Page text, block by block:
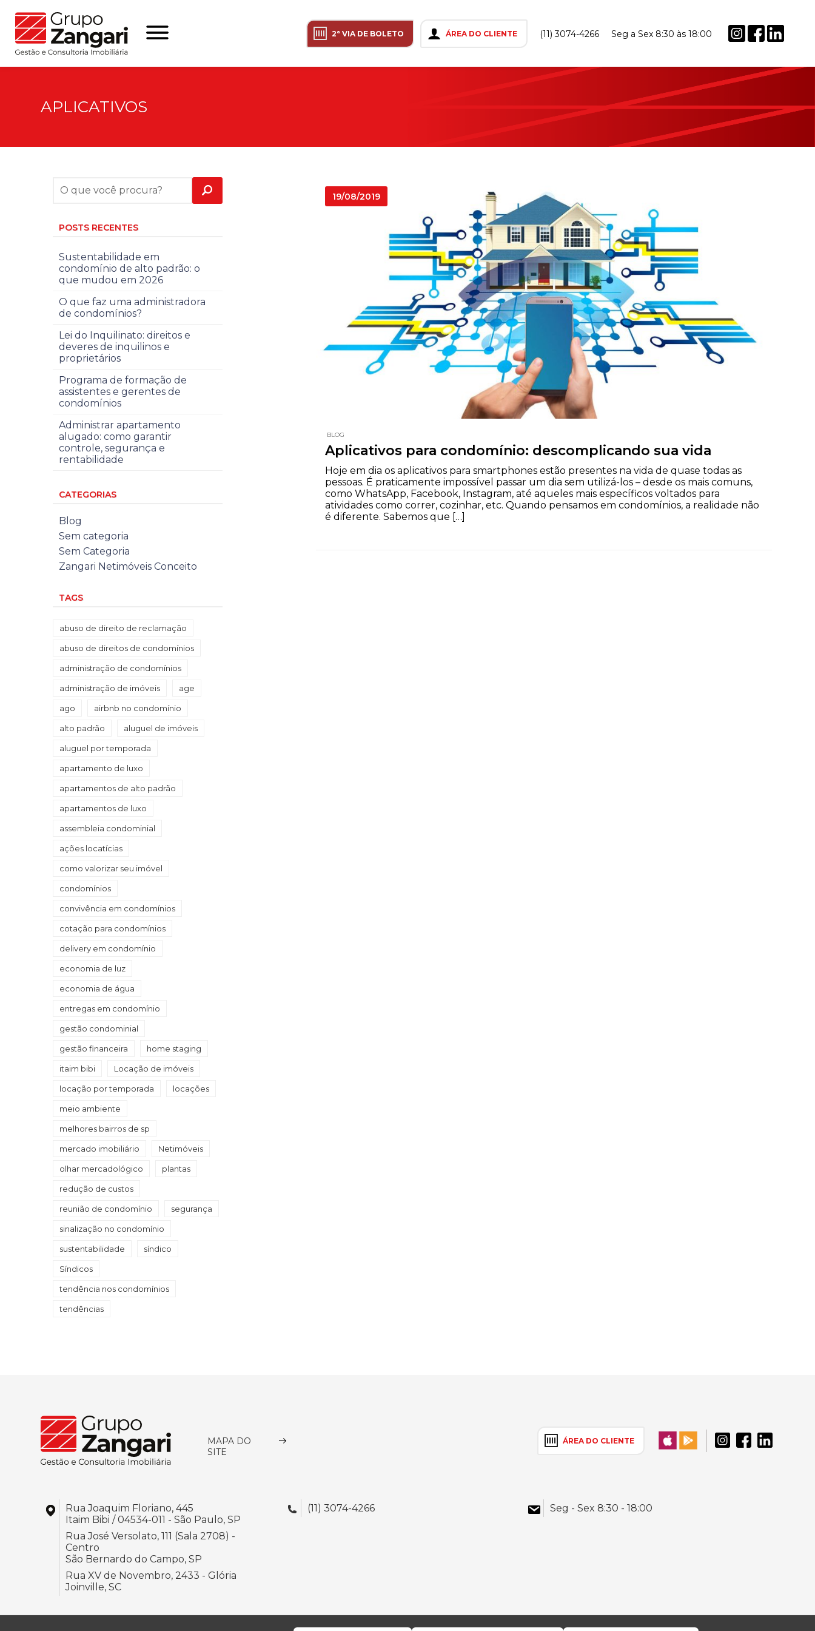
2ª VIA DE BOLETO ÁREA DO CLIENTE (11) 3074-4266 Seg a Sex 8:30 às 18:00
APLICATIVOS
19/08/2019
BLOG
Aplicativos para condomínio: descomplicando sua vida
Hoje em dia os aplicativos para smartphones estão presentes na vida de quase todas as
pessoas. É praticamente impossível passar um dia sem utilizá-los – desde os mais comuns,
como WhatsApp, Facebook, Instagram, até aqueles mais específicos voltados para
atividades como correr, cozinhar, etc. Quando pensamos em condomínios, a realidade não
é diferente. Sabemos que […]
POSTS RECENTES
Sustentabilidade em
condomínio de alto padrão: o
que mudou em 2026
O que faz uma administradora
de condomínios?
Lei do Inquilinato: direitos e
deveres de inquilinos e
proprietários
Programa de formação de
assistentes e gerentes de
condomínios
Administrar apartamento
alugado: como garantir
controle, segurança e
rentabilidade
CATEGORIAS
Blog
Sem categoria
Sem Categoria
Zangari Netimóveis Conceito
TAGS
abuso de direito de reclamação
abuso de direitos de condomínios
administração de condomínios
administração de imóveis age
ago airbnb no condomínio
alto padrão aluguel de imóveis
aluguel por temporada
apartamento de luxo
apartamentos de alto padrão
apartamentos de luxo
assembleia condominial
ações locatícias
como valorizar seu imóvel
condomínios
convivência em condomínios
cotação para condomínios
delivery em condomínio
economia de luz
economia de água
entregas em condomínio
gestão condominial
gestão financeira home staging
itaim bibi Locação de imóveis
locação por temporada locações
meio ambiente
melhores bairros de sp
mercado imobiliário Netimóveis
olhar mercadológico plantas
redução de custos
reunião de condomínio segurança
sinalização no condomínio
sustentabilidade síndico
Síndicos
tendência nos condomínios
tendências
MAPA DO
SITE
ÁREA DO CLIENTE
Rua Joaquim Floriano, 445
Itaim Bibi / 04534-011 - São Paulo, SP
Rua José Versolato, 111 (Sala 2708) -
Centro
São Bernardo do Campo, SP
Rua XV de Novembro, 2433 - Glória
Joinville, SC
(11) 3074-4266 Seg - Sex 8:30 - 18:00